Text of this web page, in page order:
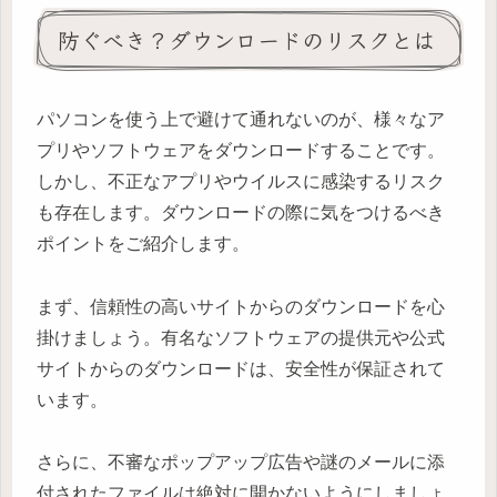
防ぐべき？ダウンロードのリスクとは
パソコンを使う上で避けて通れないのが、様々なア
プリやソフトウェアをダウンロードすることです。
しかし、不正なアプリやウイルスに感染するリスク
も存在します。ダウンロードの際に気をつけるべき
ポイントをご紹介します。
まず、信頼性の高いサイトからのダウンロードを心
掛けましょう。有名なソフトウェアの提供元や公式
サイトからのダウンロードは、安全性が保証されて
います。
さらに、不審なポップアップ広告や謎のメールに添